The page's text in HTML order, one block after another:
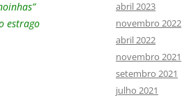
estrago
abril 2023
novembro 2022
abril 2022
novembro 2021
setembro 2021
julho 2021